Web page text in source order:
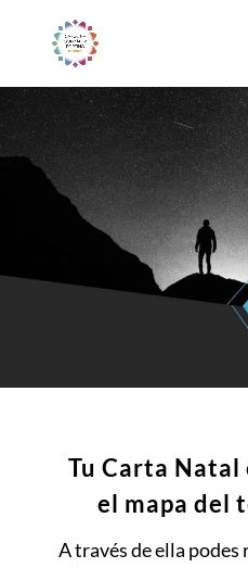
Tu Carta Natal
el mapa del
A través de ella podes